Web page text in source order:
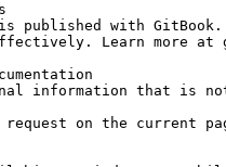
published with
Learn more at
information that is
request on the current